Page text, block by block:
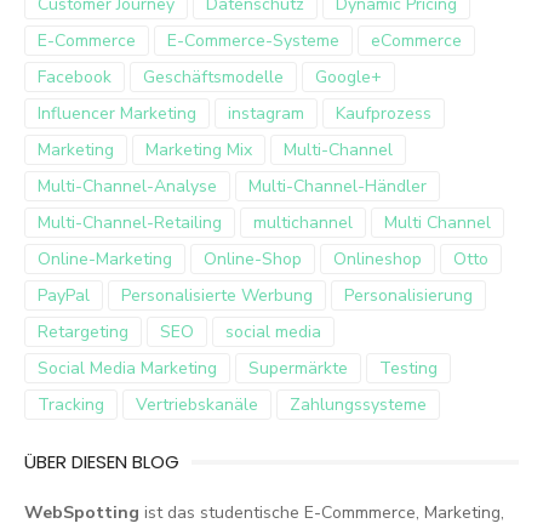
E-Commerce
E-Commerce-Systeme
eCommerce
Facebook
Geschäftsmodelle
Google+
Influencer Marketing
instagram
Kaufprozess
Marketing
Marketing Mix
Multi-Channel
Multi-Channel-Analyse
Multi-Channel-Händler
Multi-Channel-Retailing
multichannel
Multi Channel
Online-Marketing
Online-Shop Onlineshop
Otto
PayPal
Personalisierte Werbung
Personalisierung
Retargeting
SEO
social media
Social Media Marketing
Supermärkte
Testing
Tracking
Vertriebskanäle Zahlungssysteme
ÜBER DIESEN BLOG
WebSpotting ist das studentische E-Commmerce, Marketing,